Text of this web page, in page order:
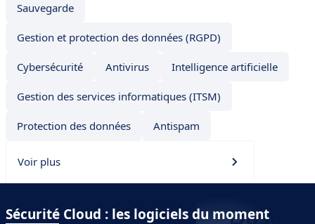
Sauvegarde
Gestion et protection des données (RGPD)
Cybersécurité Antivirus Intelligence artificielle
Gestion des services informatiques (ITSM)
Protection des données Antispam
Voir plus
Sécurité Cloud : les logiciels du moment